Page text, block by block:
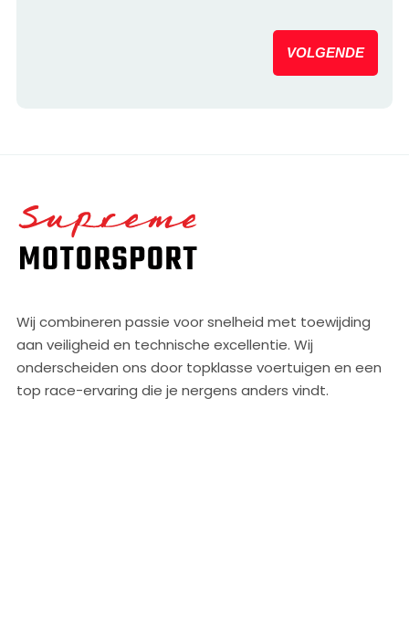
VOLGENDE
Home
Wij combineren passie voor snelheid met toewijding
aan veiligheid en technische excellentie. Wij
onderscheiden ons door topklasse voertuigen en een
top race-ervaring die je nergens anders vindt.